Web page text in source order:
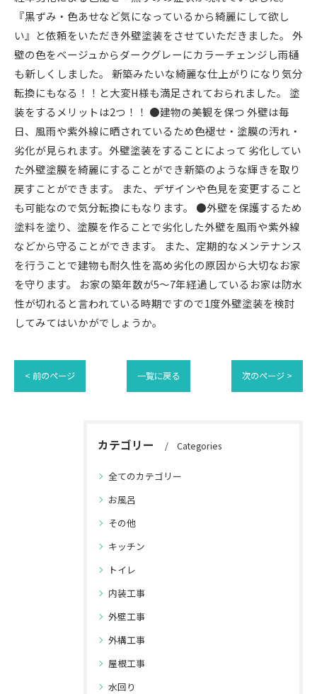
『黒ずみ・色あせなど気になっているから綺麗にして欲し
い』と依頼をいただき外壁塗装をさせていただきました。 外
壁の色をベージュからダークグレーにカラーチェンジし雨樋
も新しくしました。 新築みたいな綺麗な仕上がりになり気分
転換にもなる！！と大変H様も満足されておられました。 塗
装をするメリットは2つ！！ ●建物の美観を保つ 外壁は毎
日、風雨や紫外線に晒されているため色褪せ・塗膜の汚れ・
劣化が見られます。外壁塗装をすることによって 劣化してい
た外壁塗膜を綺麗にすることができ新築のような輝きを取り
戻すことができます。 また、デザインや色見を変更すること
も可能なので気分転換にもなります。 ●外壁を保護するため
塗料を塗り、塗膜を作ることで劣化した外壁を風雨や紫外線
などから守ることができます。 また、定期的なメンテナンス
を行うことで建物も耐久性を高め劣化の原因から大切なお家
を守ります。 お家の築年数が5～7年経過しているお家は防水
性が切れると言われている時期ですので1度外壁塗装を検討
してみてはいかがでしょうか。
< 前のページ 一覧に戻る 次のページ >
カテゴリー Categories
全てのカテゴリー
お風呂
その他
キッチン
トイレ
内装工事
外壁工事
外構工事
屋根工事
水回り